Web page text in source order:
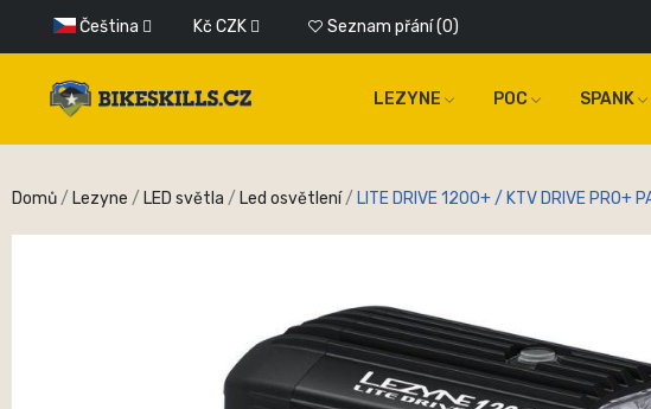
Čeština Kč CZK Seznam přání 0
LEZYNE POC SPANK
Domů Lezyne LED světla Led osvětlení LITE DRIVE 1200+ / KTV DRIVE PRO+